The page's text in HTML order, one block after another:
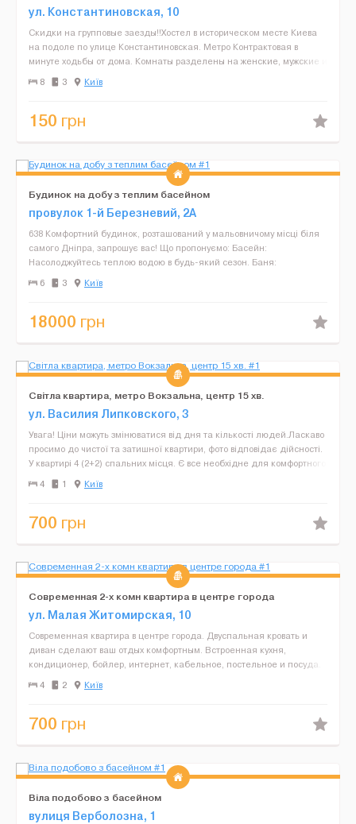
ул. Константиновская, 10
Скидки на групповые заезды!!Хостел в историческом месте Киева
на подоле по улице Константиновская. Метро Контрактовая в
минуте ходьбы от дома. Комнаты разделены на женские, мужские и
смешанные. Заселение с 8.00 до 23.00. Звонить т...
8 3 Київ
150 грн
Будинок на добу з теплим басейном
провулок 1-й Березневий, 2А
638 Комфортний будинок, розташований у мальовничому місці біля
самого Дніпра, запрошує вас! Що пропонуємо: Басейн:
Насолоджуйтесь теплою водою в будь-який сезон. Баня:
Релаксуйте після важкого дня. Річка Дніпро: Незабутні ...
6 3 Київ
18000 грн
Світла квартира, метро Вокзальна, центр 15 хв.
ул. Василия Липковского, 3
Увага! Ціни можуть змінюватися від дня та кількості людей.Ласкаво
просимо до чистої та затишної квартири, фото відповідає дійсності.
У квартирі 4 (2+2) спальних місця. Є все необхідне для комфортного
проживання: - Wi-Fi - постільн...
4 1 Київ
700 грн
Современная 2-х комн квартира в центре города
ул. Малая Житомирская, 10
Современная квартира в центре города. Двуспальная кровать и
диван сделают ваш отдых комфортным. Встроенная кухня,
кондиционер, бойлер, интернет, кабельное, постельное и посуда.
Рядом находятся торговый центр, фитнес-клуб, салоны к...
4 2 Київ
700 грн
Віла подобово з басейном
вулиця Верболозна, 1